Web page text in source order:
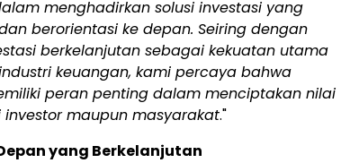
menghadirkan solusi investasi yang
berorientasi ke depan. Seiring dengan
berkelanjutan sebagai kekuatan utama
keuangan, kami percaya bahwa
peran penting dalam menciptakan nilai
maupun masyarakat."
yang Berkelanjutan